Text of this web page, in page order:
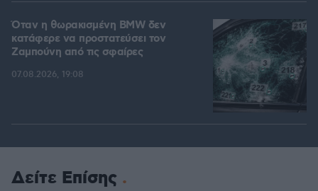
Όταν η θωρακισμένη BMW δεν
κατάφερε να προστατεύσει τον
Ζαμπούνη από τις σφαίρες
07.08.2026, 19:08
Δείτε Επίσης